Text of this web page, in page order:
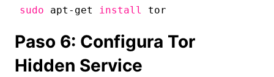
sudo apt-get install tor
Paso 6: Configura Tor
Hidden Service